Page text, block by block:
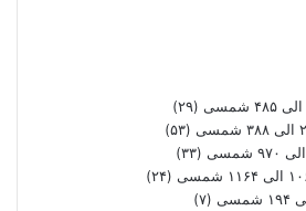
(۲۹)
(۵۳)
(۳۳)
(۲۴)
(۷)